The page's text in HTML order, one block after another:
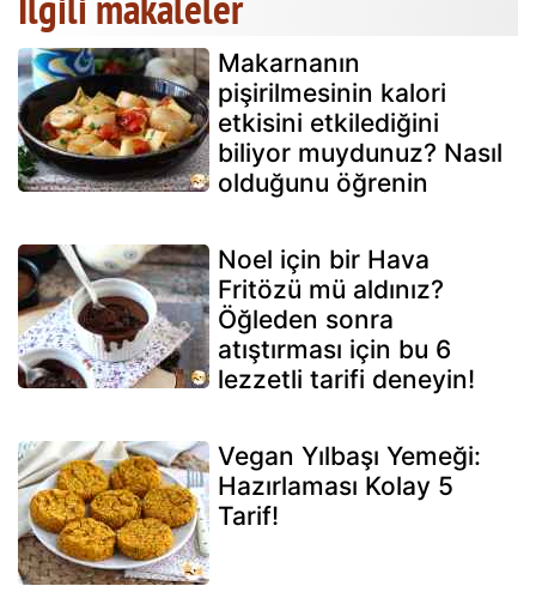
Makarnanın
pişirilmesinin kalori
etkisini etkilediğini
biliyor muydunuz? Nasıl
olduğunu öğrenin
Noel için bir Hava
Fritözü mü aldınız?
Öğleden sonra
atıştırması için bu 6
lezzetli tarifi deneyin!
Vegan Yılbaşı Yemeği:
Hazırlaması Kolay 5
Tarif!